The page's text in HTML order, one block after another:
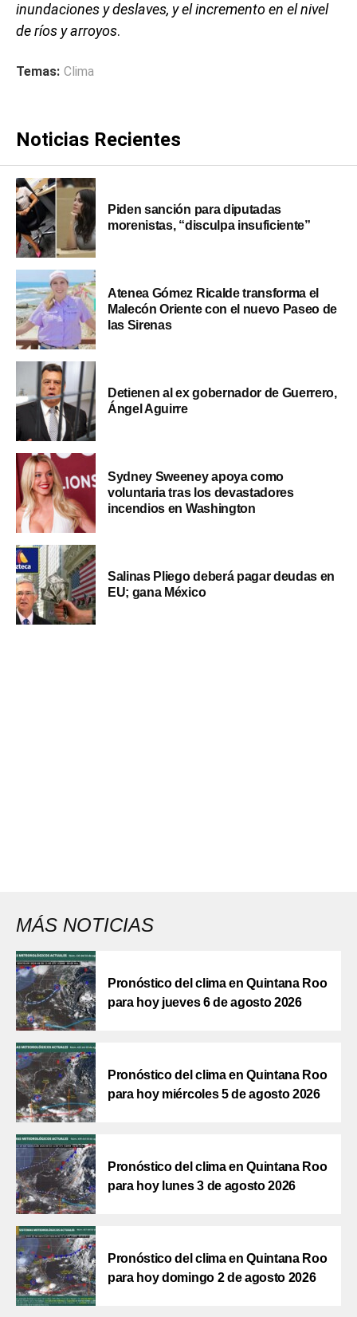
inundaciones y deslaves, y el incremento en el nivel
de ríos y arroyos.
Temas: Clima
Noticias Recientes
Piden sanción para diputadas
morenistas, “disculpa insuficiente”
Atenea Gómez Ricalde transforma el
Malecón Oriente con el nuevo Paseo de
las Sirenas
Detienen al ex gobernador de Guerrero,
Ángel Aguirre
Sydney Sweeney apoya como
voluntaria tras los devastadores
incendios en Washington
Salinas Pliego deberá pagar deudas en
EU; gana México
MÁS NOTICIAS
Pronóstico del clima en Quintana Roo
para hoy jueves 6 de agosto 2026
Pronóstico del clima en Quintana Roo
para hoy miércoles 5 de agosto 2026
Pronóstico del clima en Quintana Roo
para hoy lunes 3 de agosto 2026
Pronóstico del clima en Quintana Roo
para hoy domingo 2 de agosto 2026